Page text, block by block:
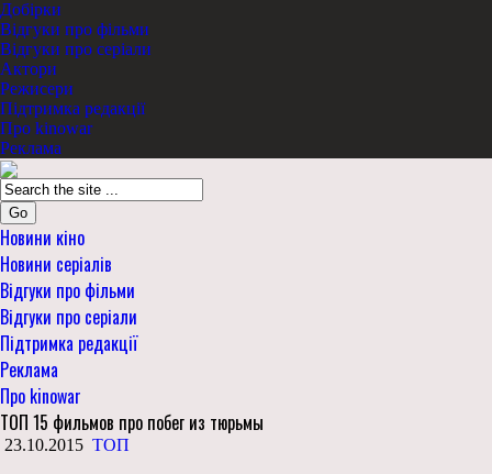
Добірки
Відгуки про фільми
Відгуки про серіали
Актори
Режисери
Підтримка редакції
Про kinowar
Реклама
Go
Новини кіно
Новини серіалів
Відгуки про фільми
Відгуки про серіали
Підтримка редакції
Реклама
Про kinowar
ТОП 15 фильмов про побег из тюрьмы
23.10.2015 ТОП